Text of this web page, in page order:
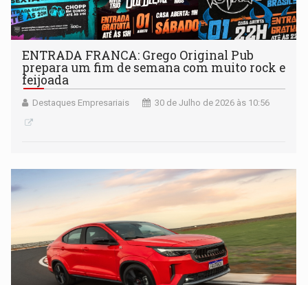
ENTRADA FRANCA: Grego Original Pub
prepara um fim de semana com muito rock e
feijoada
Destaques Empresariais 30 de Julho de 2026 às 10:56